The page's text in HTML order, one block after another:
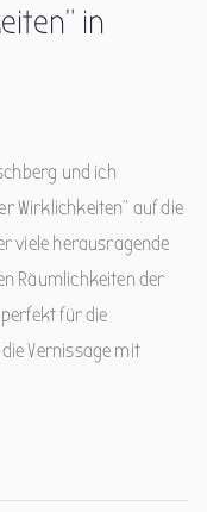
in
und ich
Wirklichkeiten” auf die
viele herausragende
Räumlichkeiten der
für die
Vernissage mit